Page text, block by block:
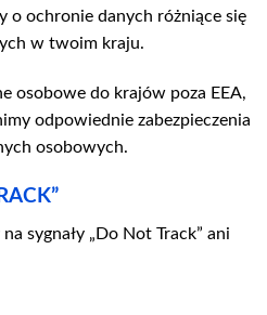
o ochronie danych różniące się
w twoim kraju.
osobowe do krajów poza EEA,
odpowiednie zabezpieczenia
osobowych.
sygnały „Do Not Track” ani